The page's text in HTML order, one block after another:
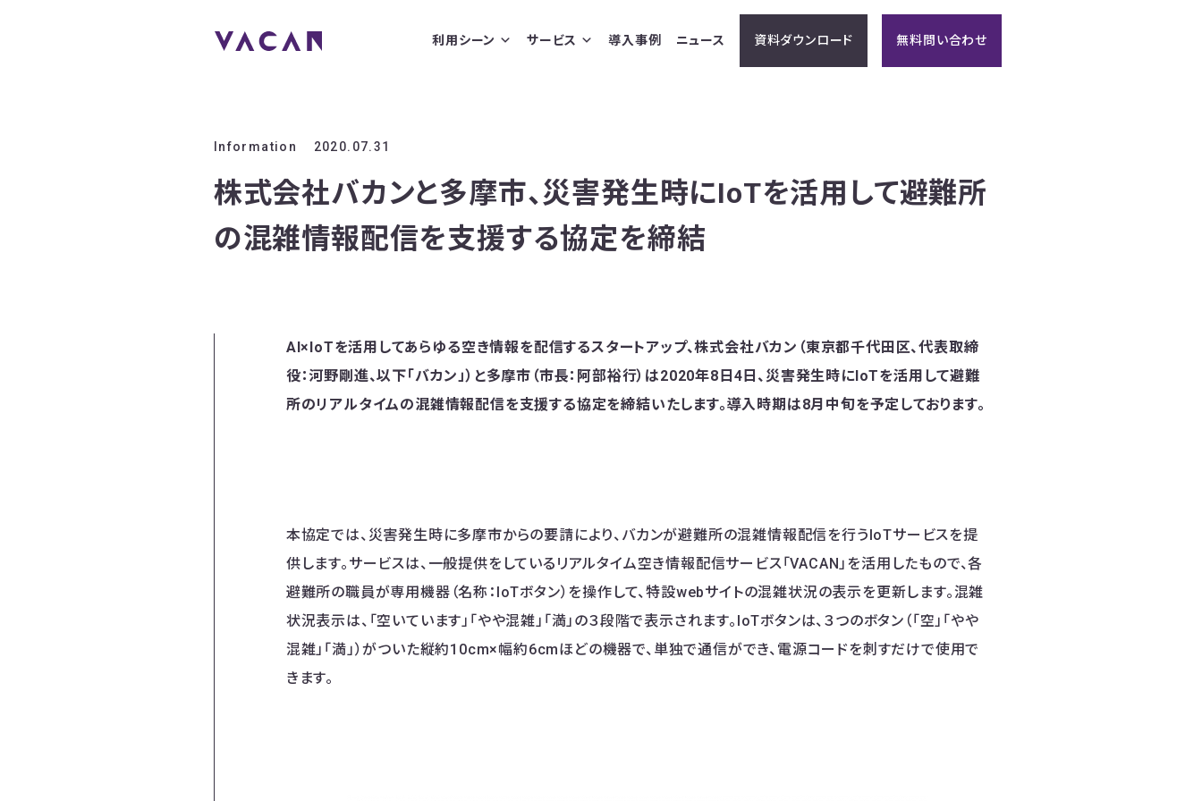
利用シーン サービス 導入事例 ニュース 資料ダウンロード 無料問い合わせ
Information 2020.07.31
株式会社バカンと多摩市、災害発生時にIoTを活用して避難所
の混雑情報配信を支援する協定を締結
AI×IoTを活用してあらゆる空き情報を配信するスタートアップ、株式会社バカン（東京都千代田区、代表取締
役：河野剛進、以下「バカン」）と多摩市（市長：阿部裕行）は2020年8日4日、災害発生時にIoTを活用して避難
所のリアルタイムの混雑情報配信を支援する協定を締結いたします。導入時期は8月中旬を予定しております。
本協定では、災害発生時に多摩市からの要請により、バカンが避難所の混雑情報配信を行うIoTサービスを提
供します。サービスは、一般提供をしているリアルタイム空き情報配信サービス「VACAN」を活用したもので、各
避難所の職員が専用機器（名称：IoTボタン）を操作して、特設webサイトの混雑状況の表示を更新します。混雑
状況表示は、「空いています」「やや混雑」「満」の３段階で表示されます。IoTボタンは、３つのボタン（「空」「やや
混雑」「満」）がついた縦約10cm×幅約6cmほどの機器で、単独で通信ができ、電源コードを刺すだけで使用で
きます。